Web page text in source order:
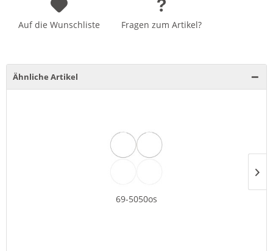
Auf die Wunschliste Fragen zum Artikel?
Ähnliche Artikel
69-5050os